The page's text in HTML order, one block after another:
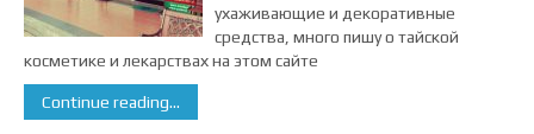
ухаживающие и декоративные
средства, много пишу о тайской
косметике и лекарствах на этом сайте
Continue reading...